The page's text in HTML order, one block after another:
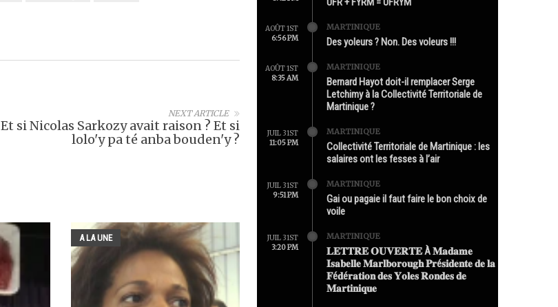
NEXT ARTICLE
Et si Nicolas Sarkozy avait raison ? Et si
lolo'y pa té anba bouden'y ?
A LA UNE
AOÛT 1ST
6:56 PM
MARTINIQUE
Des yoleurs ? Non. Des voleurs !!!
AOÛT 1ST
8:35 AM
MARTINIQUE
Bernard Hayot doit-il remplacer Serge
Letchimy à la Collectivité Territoriale de
Martinique ?
JUIL 31ST
11:05 PM
MARTINIQUE
Collectivité Territoriale de Martinique : les
salaires ont les fesses à l’air
JUIL 31ST
9:51 PM
MARTINIQUE
Gai ou pagaie il faut faire le bon choix de
voile
JUIL 31ST
3:20 PM
MARTINIQUE
𝐋𝐄𝐓𝐓𝐑𝐄 𝐎𝐔𝐕𝐄𝐑𝐓𝐄 À 𝐌𝐚𝐝𝐚𝐦𝐞
𝐈𝐬𝐚𝐛𝐞𝐥𝐥𝐞 𝐌𝐚𝐫𝐥𝐛𝐨𝐫𝐨𝐮𝐠𝐡 𝐏𝐫é𝐬𝐢𝐝𝐞𝐧𝐭𝐞 𝐝𝐞 𝐥𝐚
𝐅é𝐝é𝐫𝐚𝐭𝐢𝐨𝐧 𝐝𝐞𝐬 𝐘𝐨𝐥𝐞𝐬 𝐑𝐨𝐧𝐝𝐞𝐬 𝐝𝐞
𝐌𝐚𝐫𝐭𝐢𝐧𝐢𝐪𝐮𝐞